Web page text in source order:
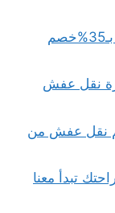
نقل عفش من جدة الى المدينة المنورة بـ35%خصم
سيارة نقل عفش
جدة بـ35%خصم نقل عفش من
بـ35%خصم راحتك تبدأ معنا